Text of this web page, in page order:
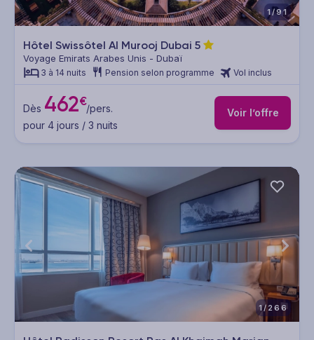
1/91
Hôtel Swissôtel Al Murooj Dubai 5
Voyage Emirats Arabes Unis - Dubaï
3 à 14 nuits Pension selon programme Vol inclus
Dès 462€/pers.
pour 4 jours / 3 nuits
Voir l’offre
1/266